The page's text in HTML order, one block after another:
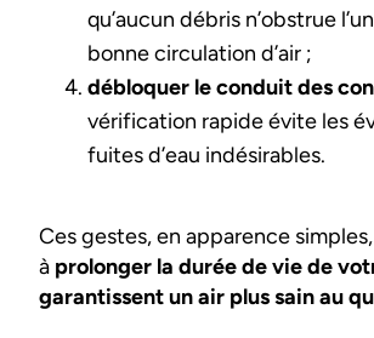
qu’aucun débris n’obstrue
bonne circulation d’air ;
débloquer le conduit des
vérification rapide évite les
fuites d’eau indésirables.
Ces gestes, en apparence
à prolonger la durée de vie de
garantissent un air plus sain au